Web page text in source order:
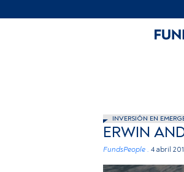
INVERSIÓN EN
ERWIN
FundsPeople . 4 abril